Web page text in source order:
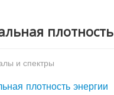
плотность
и спектры
плотность энергии